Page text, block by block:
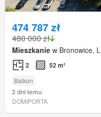
474 787 zł
480 000 zł
Mieszkanie w Bronowice,
2 52 m²
Balkon
2 dni temu
DOMIPORTA